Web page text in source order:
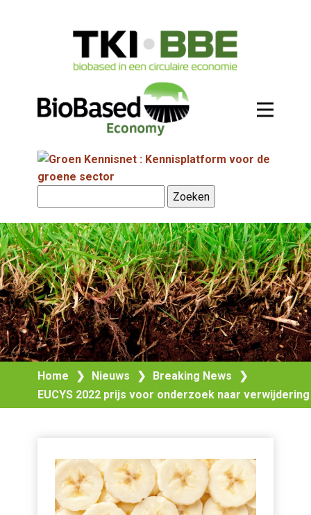
Home ❯ Nieuws ❯ Breaking News
❯
EUCYS 2022 prijs voor onderzoek naar